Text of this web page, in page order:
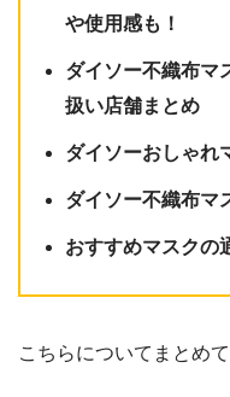
や使用感も！
ダイソー不織布マ
扱い店舗まとめ
ダイソーおしゃれ
ダイソー不織布マ
おすすめマスクの
こちらについてまとめ